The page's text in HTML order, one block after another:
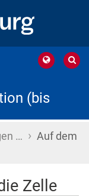
(bis
… › Auf dem
Zelle